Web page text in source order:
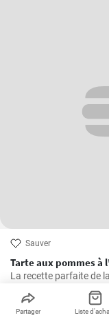
Sauver
Tarte aux pommes
La recette parfaite de
AST
Partager Liste